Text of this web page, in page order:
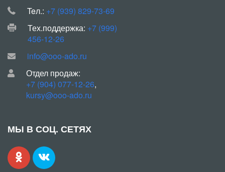
Teл.: +7 (939) 829-73-69
Тех.поддержка: +7 (999)
456-12-26
info@ooo-ado.ru
Отдел продаж:
+7 (904) 077-12-26,
kursy@ooo-ado.ru
МЫ В СОЦ. СЕТЯХ